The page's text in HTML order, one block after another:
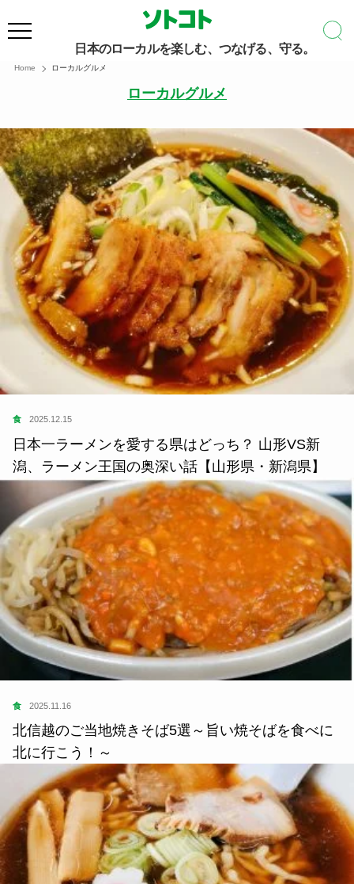
日本のローカルを楽しむ、つなげる、守る。
Home ローカルグルメ
ローカルグルメ
食 2025.12.15
日本一ラーメンを愛する県はどっち？ 山形VS新
潟、ラーメン王国の奥深い話【山形県・新潟県】
食 2025.11.16
北信越のご当地焼きそば5選～旨い焼そばを食べに
北に行こう！～